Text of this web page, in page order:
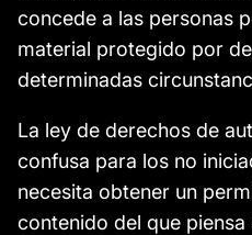
concede a las personas
material protegido por
determinadas
La ley de derechos de
confusa para los no
necesita obtener un
contenido del que